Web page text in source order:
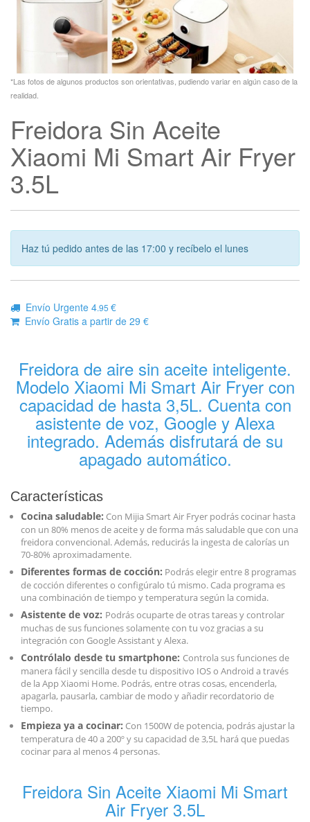
*Las fotos de algunos productos son orientativas, pudiendo variar en algún caso de la
realidad.
Freidora Sin Aceite
Xiaomi Mi Smart Air Fryer
3.5L
Haz tú pedido antes de las 17:00 y recíbelo el lunes
Envío Urgente 4.95 €
Envío Gratis a partir de 29 €
Freidora de aire sin aceite inteligente.
Modelo Xiaomi Mi Smart Air Fryer con
capacidad de hasta 3,5L. Cuenta con
asistente de voz, Google y Alexa
integrado. Además disfrutará de su
apagado automático.
Características
Cocina saludable: Con Mijia Smart Air Fryer podrás cocinar hasta
con un 80% menos de aceite y de forma más saludable que con una
freidora convencional. Además, reducirás la ingesta de calorías un
70-80% aproximadamente.
Diferentes formas de cocción: Podrás elegir entre 8 programas
de cocción diferentes o configúralo tú mismo. Cada programa es
una combinación de tiempo y temperatura según la comida.
Asistente de voz: Podrás ocuparte de otras tareas y controlar
muchas de sus funciones solamente con tu voz gracias a su
integración con Google Assistant y Alexa.
Contrólalo desde tu smartphone: Controla sus funciones de
manera fácil y sencilla desde tu dispositivo IOS o Android a través
de la App Xiaomi Home. Podrás, entre otras cosas, encenderla,
apagarla, pausarla, cambiar de modo y añadir recordatorio de
tiempo.
Empieza ya a cocinar: Con 1500W de potencia, podrás ajustar la
temperatura de 40 a 200º y su capacidad de 3,5L hará que puedas
cocinar para al menos 4 personas.
Freidora Sin Aceite Xiaomi Mi Smart
Air Fryer 3.5L